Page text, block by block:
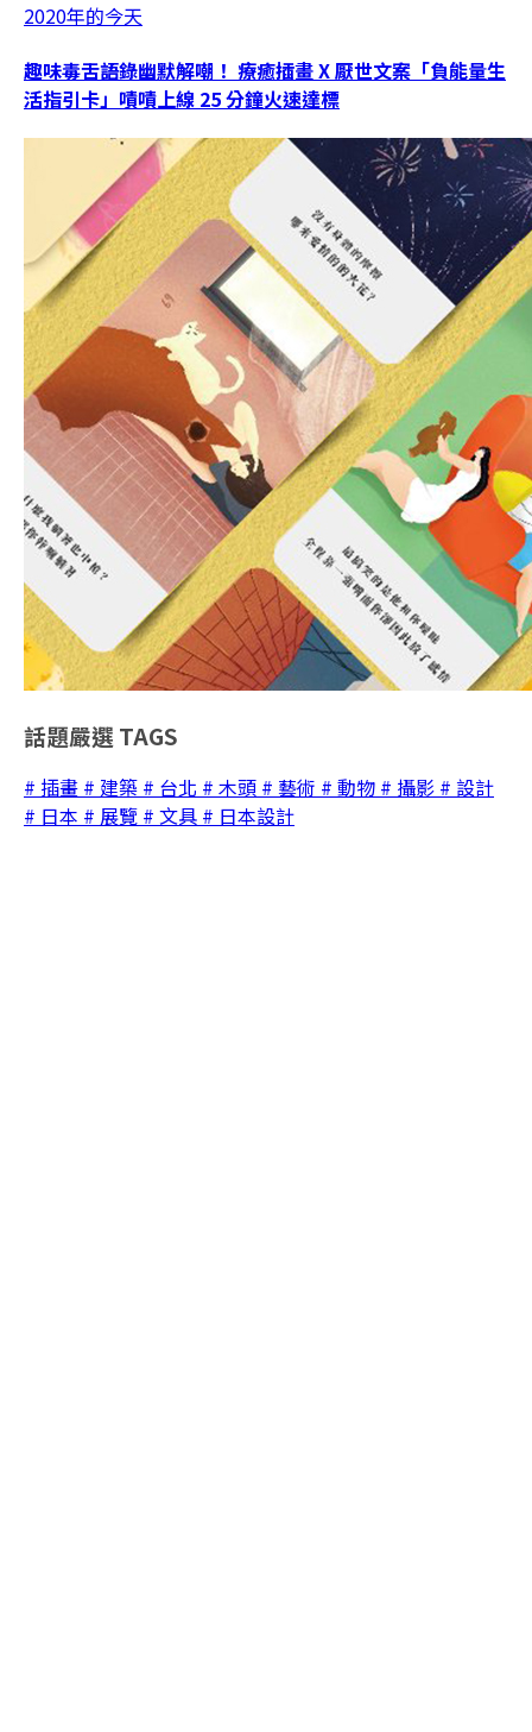
2020年的今天
趣味毒舌語錄幽默解嘲！ 療癒插畫 X 厭世文案「負能量生
活指引卡」嘖嘖上線 25 分鐘火速達標
話題嚴選 TAGS
# 插畫 # 建築 # 台北 # 木頭 # 藝術 # 動物 # 攝影 # 設計
# 日本 # 展覽 # 文具 # 日本設計